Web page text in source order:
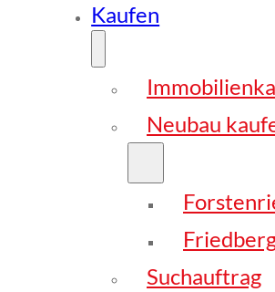
Kaufen
Neubau
Suchauftrag